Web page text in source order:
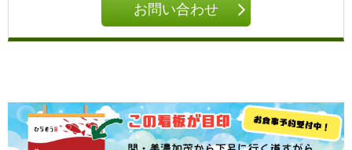
お問い合わせ